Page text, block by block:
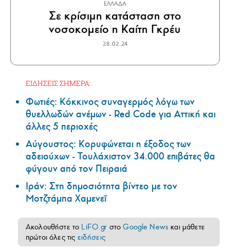
ΕΛΛΑΔΑ
Σε κρίσιμη κατάσταση στο
νοσοκομείο η Καίτη Γκρέυ
28.02.24
ΕΙΔΗΣΕΙΣ ΣΗΜΕΡΑ:
Φωτιές: Κόκκινος συναγερμός λόγω των
θυελλωδών ανέμων - Red Code για Αττική και
άλλες 5 περιοχές
Αύγουστος: Κορυφώνεται η έξοδος των
αδειούχων - Τουλάχιστον 34.000 επιβάτες θα
φύγουν από τον Πειραιά
Ιράν: Στη δημοσιότητα βίντεο με τον
Μοτζτάμπα Χαμενεΐ
Ακολουθήστε το LiFO.gr στοGoogle News και μάθετε
πρώτοι όλες τις ειδήσεις